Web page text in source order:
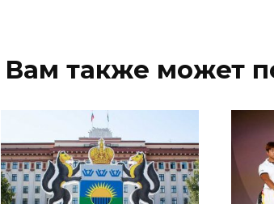
Вам также может